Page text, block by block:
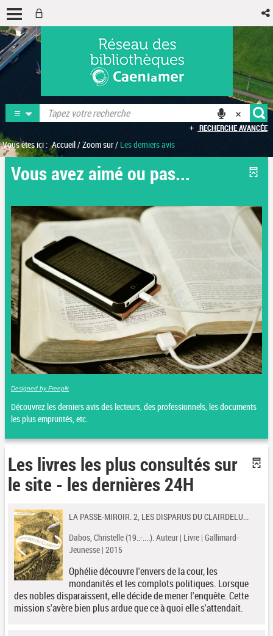
RECHERCHE AVANCÉE
Vous êtes ici : Accueil/Zoom sur/ Les derniers avis
Vous avez aimé ou pas...
Designed by Freepik
Découvrez les derniers avis des lecteurs, des professionnels, les documents
les plus empruntés, etc.
Les livres les plus consultés sur
le site - les dernières 24H
LA PASSE-MIROIR. 2, LES DISPARUS DU CLAIRDELU...
Dabos, Christelle (19..-....). Auteur | Livre | Gallimard-
Jeunesse | 2015
Ophélie découvre l'envers de la cour, les
mondanités et les complots politiques. Lorsque
des nobles disparaissent, elle décide de mener l'enquête. Cette
mission s'avère bien plus ardue que ce à quoi elle s'attendait.